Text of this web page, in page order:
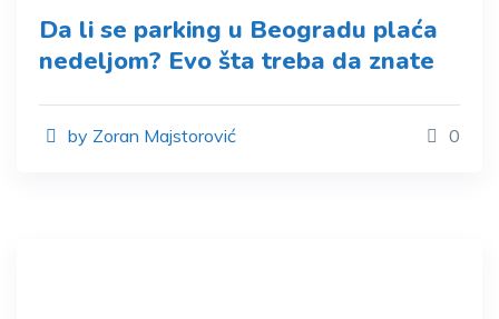
Da li se parking u Beogradu plaća
nedeljom? Evo šta treba da znate
by Zoran Majstorović 0